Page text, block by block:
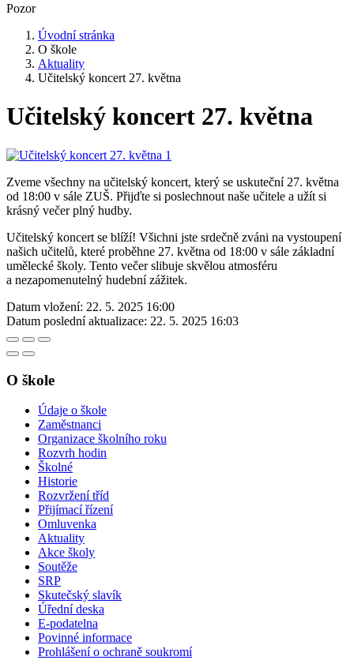
Pozor
Úvodní stránka
O škole
Aktuality
Učitelský koncert 27. května
Učitelský koncert 27. května
Zveme všechny na učitelský koncert, který se uskuteční 27. května
od 18:00 v sále ZUŠ. Přijďte si poslechnout naše učitele a užít si
krásný večer plný hudby.
Učitelský koncert se blíží! Všichni jste srdečně zváni na vystoupení
našich učitelů, které proběhne 27. května od 18:00 v sále základní
umělecké školy. Tento večer slibuje skvělou atmosféru
a nezapomenutelný hudební zážitek.
Datum vložení: 22. 5. 2025 16:00
Datum poslední aktualizace: 22. 5. 2025 16:03
O škole
Údaje o škole
Zaměstnanci
Organizace školního roku
Rozvrh hodin
Školné
Historie
Rozvržení tříd
Přijímací řízení
Omluvenka
Aktuality
Akce školy
Soutěže
SRP
Skutečský slavík
Úřední deska
E-podatelna
Povinné informace
Prohlášení o ochraně soukromí